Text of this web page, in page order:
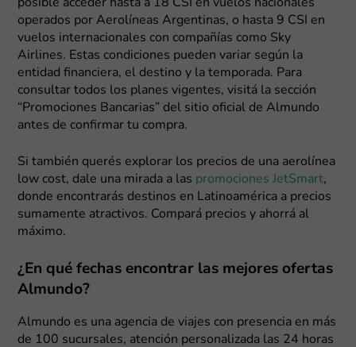
posible acceder hasta a 18 CSI en vuelos nacionales
operados por Aerolíneas Argentinas, o hasta 9 CSI en
vuelos internacionales con compañías como Sky
Airlines. Estas condiciones pueden variar según la
entidad financiera, el destino y la temporada. Para
consultar todos los planes vigentes, visitá la sección
“Promociones Bancarias” del sitio oficial de Almundo
antes de confirmar tu compra.
Si también querés explorar los precios de una aerolínea
low cost, dale una mirada a las promociones JetSmart,
donde encontrarás destinos en Latinoamérica a precios
sumamente atractivos. Compará precios y ahorrá al
máximo.
¿En qué fechas encontrar las mejores ofertas
Almundo?
Almundo es una agencia de viajes con presencia en más
de 100 sucursales, atención personalizada las 24 horas